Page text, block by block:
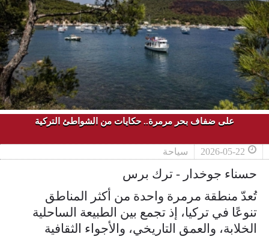
على ضفاف بحر مرمرة.. حكايات من الشواطئ التركية
2026-05-22 سياحة
حسناء جوخدار - ترك برس
تُعدّ منطقة مرمرة واحدة من أكثر المناطق
تنوعًا في تركيا، إذ تجمع بين الطبيعة الساحلية
الخلابة، والعمق التاريخي، والأجواء الثقافية